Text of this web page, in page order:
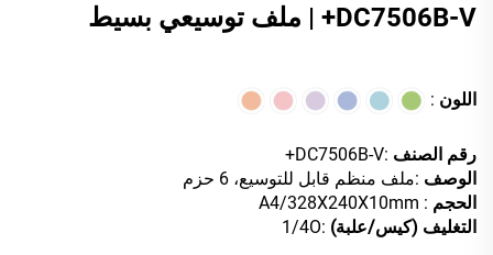
DC7506B-V+ | ملف توسيعي بسيط
اللون :
رقم الصنف :DC7506B-V+
الوصف :ملف منظم قابل للتوسيع، 6 حزم
الحجم : A4/328X240X10mm
التغليف (كيس/علبة) :1/4O